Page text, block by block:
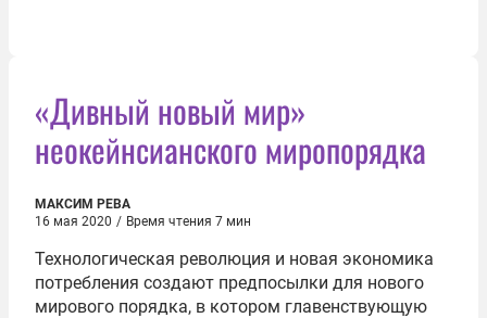
«Дивный новый мир»
неокейнсианского миропорядка
МАКСИМ РЕВА
16 мая 2020 / Время чтения 7 мин
Технологическая революция и новая экономика
потребления создают предпосылки для нового
мирового порядка, в котором главенствующую